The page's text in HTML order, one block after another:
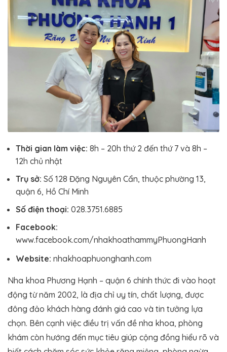
Thời gian làm việc: 8h – 20h thứ 2 đến thứ 7 và 8h –
12h chủ nhật
Trụ sở: Số 128 Đặng Nguyên Cẩn, thuộc phường 13,
quận 6, Hồ Chí Minh
Số điện thoại: 028.3751.6885
Facebook:
www.facebook.com/nhakhoathammyPhuongHanh
Website: nhakhoaphuonghanh.com
Nha khoa Phương Hạnh – quận 6 chính thức đi vào hoạt
động từ năm 2002, là địa chỉ uy tín, chất lượng, được
đông đảo khách hàng đánh giá cao và tin tưởng lựa
chọn. Bên cạnh việc điều trị vấn đề nha khoa, phòng
khám còn hướng đến mục tiêu giúp cộng đồng hiểu rõ và